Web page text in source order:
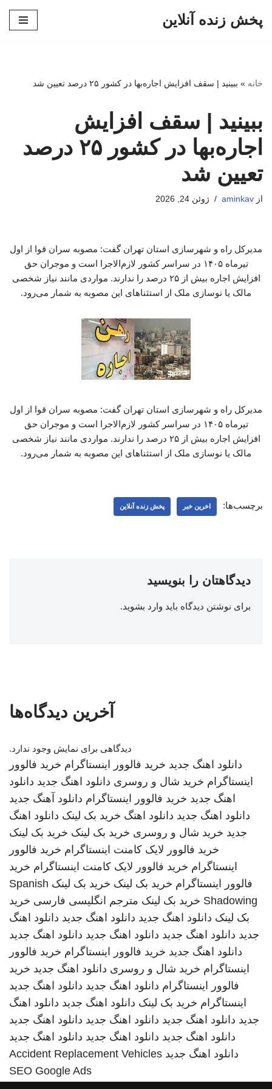
پخش زنده آنلاین
خانه » ببینید | سقف افزایش اجاره‌بها در کشور ۲۵ درصد تعیین شد
ببینید | سقف افزایش
اجاره‌بها در کشور ۲۵ درصد
تعیین شد
از aminkav ژوئن 24, 2026
مدیرکل راه و شهرسازی استان تهران گفت: مصوبه سران قوا از اول
تیرماه ۱۴۰۵ در سراسر کشور لازم‌الاجرا است و موجران حق
افزایش اجاره بیش از ۲۵ درصد را ندارند. مواردی مانند نیاز شخصی
مالک یا نوسازی ملک از استثناهای این مصوبه به شمار می‌رود.
مدیرکل راه و شهرسازی استان تهران گفت: مصوبه سران قوا از اول
تیرماه ۱۴۰۵ در سراسر کشور لازم‌الاجرا است و موجران حق
افزایش اجاره بیش از ۲۵ درصد را ندارند. مواردی مانند نیاز شخصی
مالک یا نوسازی ملک از استثناهای این مصوبه به شمار می‌رود.
برچسب‌ها: اخرین خبر پخش زنده آنلاین
دیدگاهتان را بنویسید
برای نوشتن دیدگاه باید وارد بشوید.
آخرین دیدگاه‌ها
دیدگاهی برای نمایش وجود ندارد.
دانلود اهنگ جدید خرید فالوور اینستاگرام خرید فالوور
اینستاگرام خرید شال و روسری دانلود اهنگ جدید دانلود
اهنگ جدید خرید فالوور اینستاگرام دانلود آهنگ جدید
دانلود اهنگ جدید دانلود اهنگ خرید بک لینک دانلود اهنگ
جدید خرید شال و روسری خرید بک لینک خرید بک لینک
خرید فالوور لایک کامنت اینستاگرام خرید فالوور
اینستاگرام خرید فالوور لایک کامنت اینستاگرام خرید
فالوور اینستاگرام خرید بک لینک خرید بک لینک Spanish
Shadowing خرید بک لینک مترجم انگلیسی فارسی خرید
بک لینک دانلود اهنگ جدید دانلود اهنگ جدید دانلود اهنگ
جدید دانلود اهنگ جدید دانلود اهنگ جدید دانلود اهنگ جدید
دانلود اهنگ جدید خرید فالوور اینستاگرام خرید فالوور
اینستاگرام خرید شال و روسری دانلود اهنگ جدید خرید
فالوور اینستاگرام دانلود اهنگ جدید دانلود اهنگ جدید
اینستاگرام خرید بک لینک دانلود اهنگ جدید دانلود اهنگ
جدید دانلود اهنگ جدید دانلود اهنگ جدید دانلود اهنگ جدید
دانلود اهنگ جدید دانلود اهنگ جدید دانلود اهنگ جدید
دانلود اهنگ جدید Accident Replacement Vehicles
SEO Google Ads